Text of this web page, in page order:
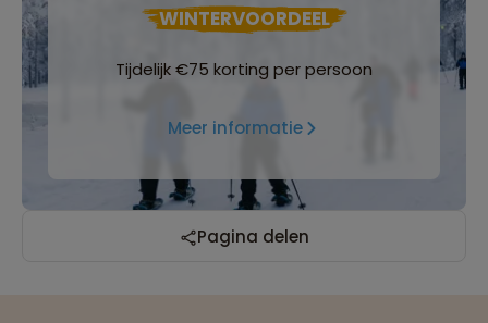
WINTERVOORDEEL
Tijdelijk €75 korting per persoon
Meer informatie
Pagina delen